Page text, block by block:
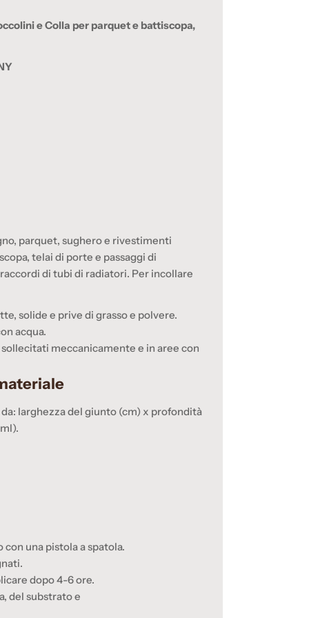
e Colla per parquet e battiscopa,
parquet, sughero e rivestimenti
telai di porte e passaggi di
di tubi di radiatori. Per incollare
solide e prive di grasso e polvere.
acqua.
meccanicamente e in aree con
larghezza del giunto (cm) x profondità
una pistola a spatola.
dopo 4-6 ore.
del substrato e